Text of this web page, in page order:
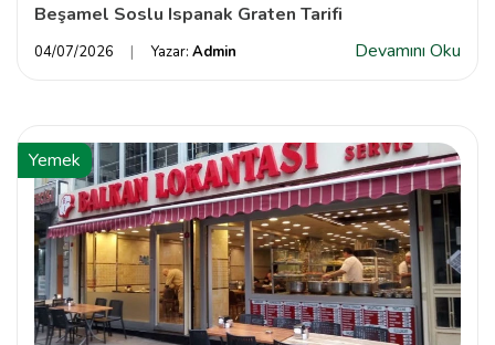
Beşamel Soslu Ispanak Graten Tarifi
04/07/2026 Yazar: Admin Devamını Oku
Yemek